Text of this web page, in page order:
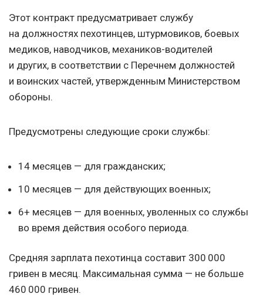
Этот контракт предусматривает службу
на должностях пехотинцев, штурмовиков, боевых
медиков, наводчиков, механиков-водителей
и других, в соответствии с Перечнем должностей
и воинских частей, утвержденным Министерством
обороны.
Предусмотрены следующие сроки службы:
14 месяцев — для гражданских;
10 месяцев — для действующих военных;
6+ месяцев — для военных, уволенных со службы
во время действия особого периода.
Средняя зарплата пехотинца составит 300 000
гривен в месяц. Максимальная сумма — не больше
460 000 гривен.